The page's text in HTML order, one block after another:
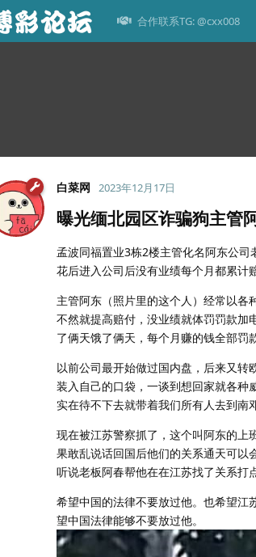
合作联系TG: @cxx008
白菜网 2023年12月17日
曝光缅北园区诈骗狗主管
孟波同福置业3栋2楼主管化名阿东公
花后进入公司后没有业绩每个月都累计赔
主管阿东（照片里的这个人）经常以各
不然就提高赔付，没业绩就体罚罚款加
了俩天饿了俩天，每个月赚的钱全部罚
以前公司最开始做过国内盘，后来又
装入自己的口袋，一谈到想回家就各种
实在待不下去就带着我们所有人去到南邓
现在被江苏警察抓了，这个叫阿东的上
果敢乱说话回国后他们的关系通天可以
听说老板阿春帮他在在江苏找了关系打
希望中国的法律不要放过他。也希望江
望中国法律能够不要放过他。